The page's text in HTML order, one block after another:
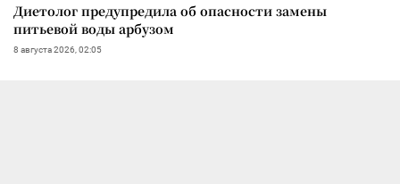
Диетолог предупредила об опасности замены
питьевой воды арбузом
8 августа 2026, 02:05